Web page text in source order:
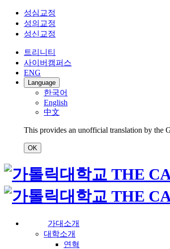
성심교정
성의교정
성신교정
트리니티
사이버캠퍼스
ENG
Language
한국어
English
中文
This provides an unofficial translation by the
OK
가대소개
대학소개
연혁